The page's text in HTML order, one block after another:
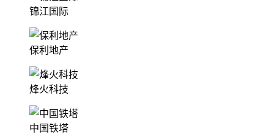
锦江国际
保利地产
烽火科技
中国铁塔